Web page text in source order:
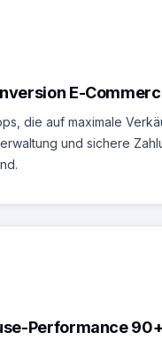
E-
die auf maximale
und sichere
Performance 90+